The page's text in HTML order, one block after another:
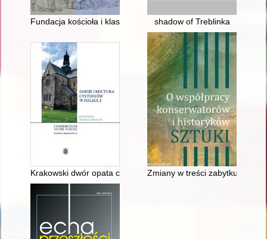
Fundacja kościoła i klasztoru kartuzów w Berezie dokonana
shadow of Treblinka
Krakowski dwór opata cystersów z Mogiły z XIII wieku na tle
Zmiany w treści zabytku